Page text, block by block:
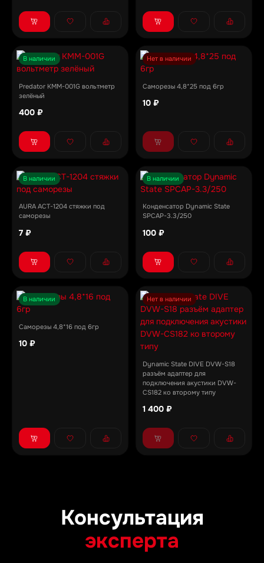
В наличии
Predator KMM-001G вольтметр
зелёный
400 ₽
Нет в наличии
Саморезы 4,8*25 под 6гр
10 ₽
В наличии
AURA ACT-1204 стяжки под
саморезы
7 ₽
В наличии
Конденсатор Dynamic State
SPCAP-3.3/250
100 ₽
В наличии
Саморезы 4,8*16 под 6гр
10 ₽
Нет в наличии
Dynamic State DIVE DVW-S18
разъём адаптер для
подключения акустики DVW-
CS182 ко второму типу
1 400 ₽
Консультация
эксперта